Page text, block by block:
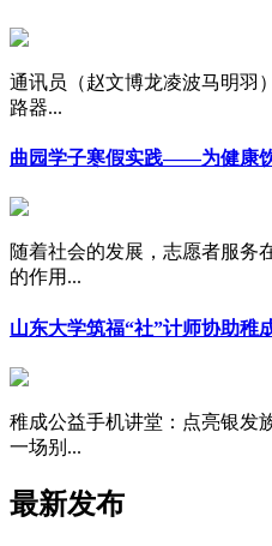
通讯员（赵文博龙凌波马明羽
路器...
曲园学子寒假实践——为健康
随着社会的发展，志愿者服务
的作用...
山东大学筑福“社”计师协助稚
稚成公益手机讲堂：点亮银发
一场别...
最新发布